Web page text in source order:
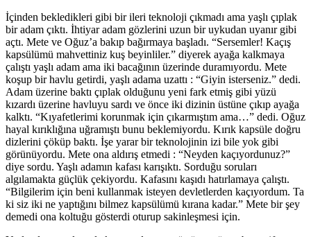
İçinden bekledikleri gibi bir ileri teknoloji çıkmadı ama yaşlı çıplak
bir adam çıktı. İhtiyar adam gözlerini uzun bir uykudan uyanır gibi
açtı. Mete ve Oğuz’a bakıp bağırmaya başladı. “Sersemler! Kaçış
kapsülümü mahvettiniz kuş beyinliler.” diyerek ayağa kalkmaya
çalıştı yaşlı adam ama iki bacağının üzerinde duramıyordu. Mete
koşup bir havlu getirdi, yaşlı adama uzattı : “Giyin isterseniz.” dedi.
Adam üzerine baktı çıplak olduğunu yeni fark etmiş gibi yüzü
kızardı üzerine havluyu sardı ve önce iki dizinin üstüne çıkıp ayağa
kalktı. “Kıyafetlerimi korunmak için çıkarmıştım ama…” dedi. Oğuz
hayal kırıklığına uğramıştı bunu beklemiyordu. Kırık kapsüle doğru
dizlerini çöküp baktı. İşe yarar bir teknolojinin izi bile yok gibi
görünüyordu. Mete ona aldırış etmedi : “Neyden kaçıyordunuz?”
diye sordu. Yaşlı adamın kafası karışıktı. Sorduğu soruları
algılamakta güçlük çekiyordu. Kafasını kaşıdı hatırlamaya çalıştı.
“Bilgilerim için beni kullanmak isteyen devletlerden kaçıyordum. Ta
ki siz iki ne yaptığını bilmez kapsülümü kırana kadar.” Mete bir şey
demedi ona koltuğu gösterdi oturup sakinleşmesi için.